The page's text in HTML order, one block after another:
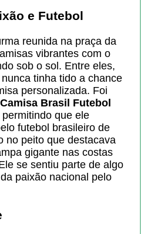
e Futebol
reunida na praça da
vibrantes com o
sob o sol. Entre eles,
tinha tido a chance
personalizada. Foi
Brasil Futebol
que ele
futebol brasileiro de
no peito que destacava
gigante nas costas
se sentiu parte de algo
paixão nacional pelo